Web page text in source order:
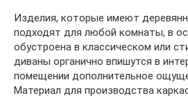
Изделия, которые имеют
подходят для любой комнаты, в
обустроена в классическом или
диваны органично впишутся в
помещении дополнительное
Материал для производства